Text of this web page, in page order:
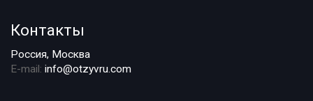
Контакты
Россия, Москва
E-mail: info@otzyvru.com